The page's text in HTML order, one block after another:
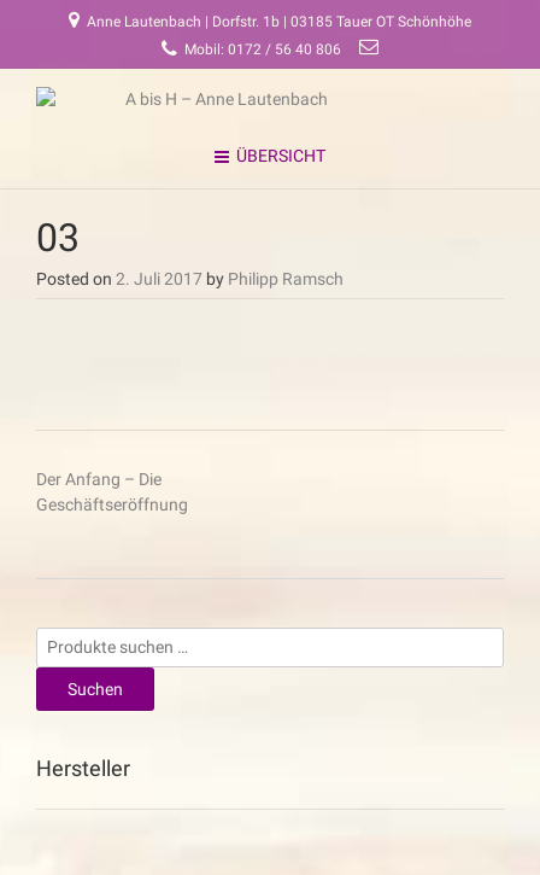
Anne Lautenbach | Dorfstr. 1b | 03185 Tauer OT Schönhöhe
Mobil: 0172 / 56 40 806
ÜBERSICHT
03
Posted on 2. Juli 2017 by Philipp Ramsch
Beitragsnavigation
Der Anfang – Die
Geschäftseröffnung
Suchen
nach:
Suchen
Hersteller